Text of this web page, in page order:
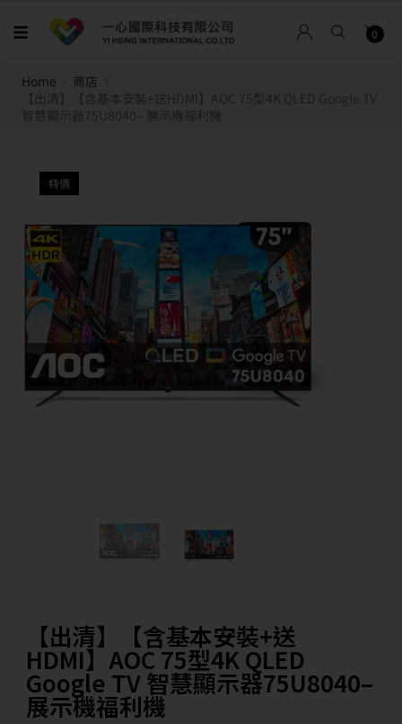
0
Home
商店
【出清】【含基本安裝+送HDMI】AOC 75型4K QLED Google TV
智慧顯示器75U8040– 展示機福利機
特價
【出清】【含基本安裝+送
HDMI】AOC 75型4K QLED
Google TV 智慧顯示器75U8040–
展示機福利機